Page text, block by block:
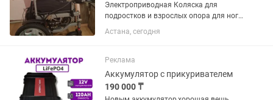
Электроприводная Коляска для
подростков и взрослых опора для ног
тоже есть аккумулятор зарядка на
аккумулятор есть б/у почти не
чуток большеватая
Астана, сегодня
Реклама
Аккумулятор с прикуривателем
190 000 ₸